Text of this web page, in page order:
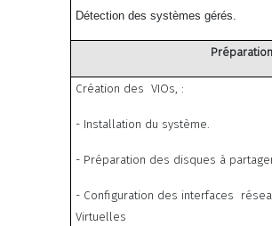
Détection des systèmes gérés.
Création des VIOs, :
- Installation du système.
- Préparation des disques à
- Configuration des interfaces
Virtuelles